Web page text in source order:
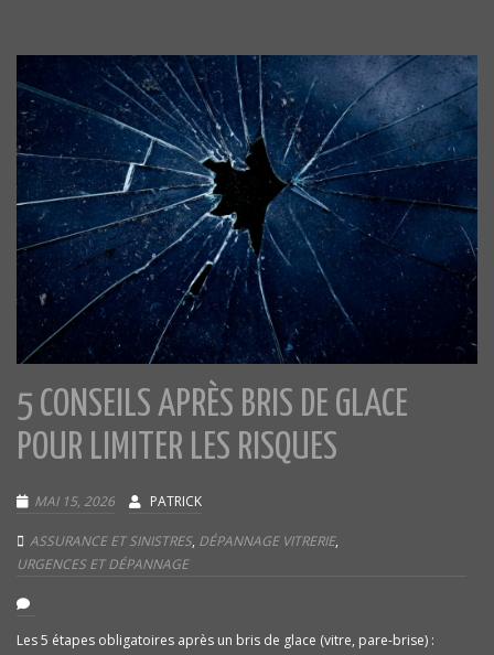
5 CONSEILS APRÈS BRIS DE GLACE
POUR LIMITER LES RISQUES
MAI 15, 2026 PATRICK
ASSURANCE ET SINISTRES, DÉPANNAGE VITRERIE,
URGENCES ET DÉPANNAGE
Les 5 étapes obligatoires après un bris de glace (vitre, pare-brise) :